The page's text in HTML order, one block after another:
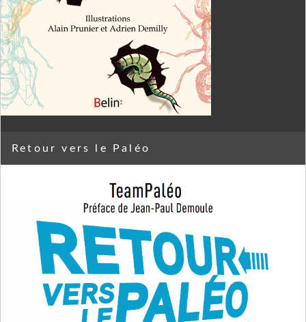
Retour vers le Paléo